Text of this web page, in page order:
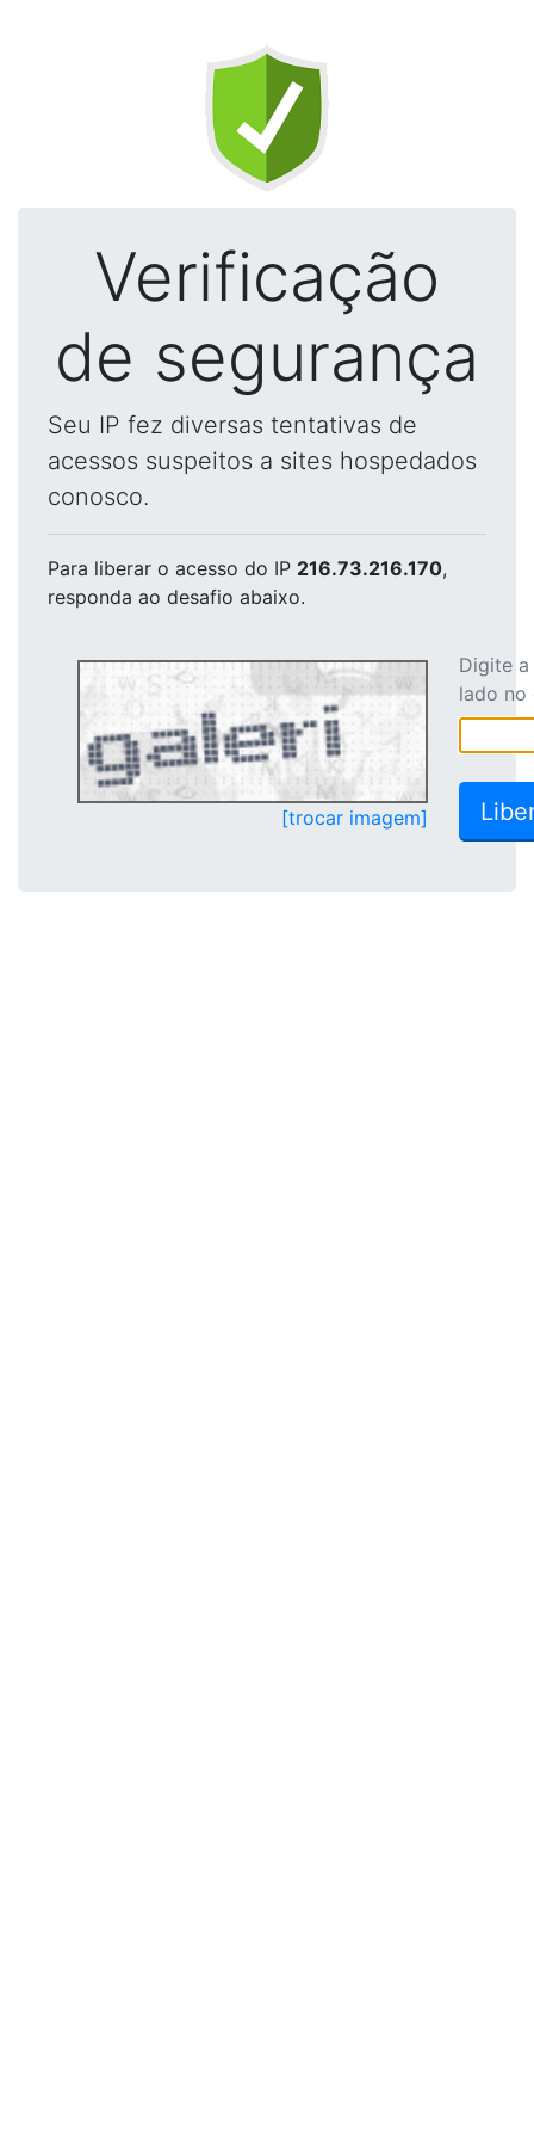
Verificação
de segurança
Seu IP fez diversas tentativas de
acessos suspeitos a sites hospedados
conosco.
Para liberar o acesso do IP 216.73.216.170,
responda ao desafio abaixo.
[trocar imagem]
Digite
lado no